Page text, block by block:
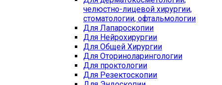
челюстно-лицевой хирургии,
стоматологии, офтальмологии
Для Лапароскопии
Для Нейрохирургии
Для Общей Хирургии
Для Оториноларингологии
Для проктологии
Для Резектоскопии